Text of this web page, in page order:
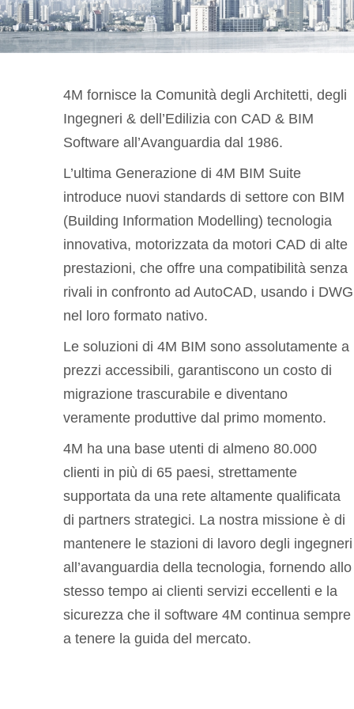
4M fornisce la Comunità degli Architetti, degli
Ingegneri & dell’Edilizia con CAD & BIM
Software all’Avanguardia dal 1986.
L’ultima Generazione di 4M BIM Suite
introduce nuovi standards di settore con BIM
(Building Information Modelling) tecnologia
innovativa, motorizzata da motori CAD di alte
prestazioni, che offre una compatibilità senza
rivali in confronto ad AutoCAD, usando i DWG
nel loro formato nativo.
Le soluzioni di 4M BIM sono assolutamente a
prezzi accessibili, garantiscono un costo di
migrazione trascurabile e diventano
veramente produttive dal primo momento.
4M ha una base utenti di almeno 80.000
clienti in più di 65 paesi, strettamente
supportata da una rete altamente qualificata
di partners strategici. La nostra missione è di
mantenere le stazioni di lavoro degli ingegneri
all’avanguardia della tecnologia, fornendo allo
stesso tempo ai clienti servizi eccellenti e la
sicurezza che il software 4M continua sempre
a tenere la guida del mercato.